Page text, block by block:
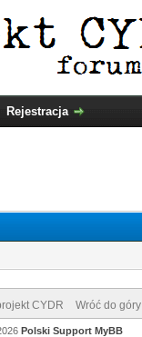
Rejestracja
CYDR Wróć do góry
Polski Support MyBB